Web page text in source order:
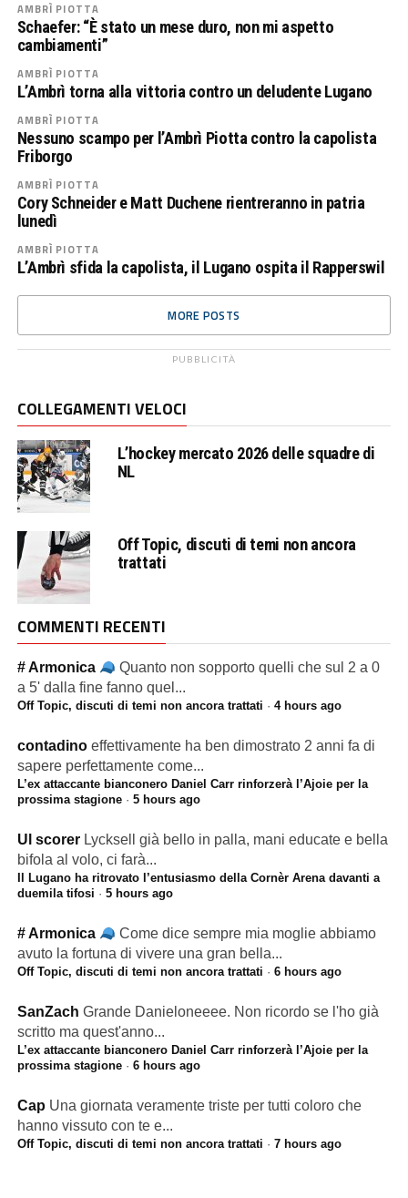
AMBRÌ PIOTTA
Schaefer: “È stato un mese duro, non mi aspetto
cambiamenti”
AMBRÌ PIOTTA
L’Ambrì torna alla vittoria contro un deludente Lugano
AMBRÌ PIOTTA
Nessuno scampo per l’Ambrì Piotta contro la capolista
Friborgo
AMBRÌ PIOTTA
Cory Schneider e Matt Duchene rientreranno in patria
lunedì
AMBRÌ PIOTTA
L’Ambrì sfida la capolista, il Lugano ospita il Rapperswil
MORE POSTS
PUBBLICITÀ
COLLEGAMENTI VELOCI
L’hockey mercato 2026 delle squadre di
NL
Off Topic, discuti di temi non ancora
trattati
COMMENTI RECENTI
# Armonica
Quanto non sopporto quelli che sul 2 a 0
a 5' dalla fine fanno quel...
Off Topic, discuti di temi non ancora trattati · 4 hours ago
contadino effettivamente ha ben dimostrato 2 anni fa di
sapere perfettamente come...
L’ex attaccante bianconero Daniel Carr rinforzerà l’Ajoie per la
prossima stagione· 5 hours ago
Ul scorer Lycksell già bello in palla, mani educate e bella
bifola al volo, ci farà...
Il Lugano ha ritrovato l’entusiasmo della Cornèr Arena davanti a
duemila tifosi · 5 hours ago
# Armonica
Come dice sempre mia moglie abbiamo
avuto la fortuna di vivere una gran bella...
Off Topic, discuti di temi non ancora trattati · 6 hours ago
SanZach Grande Danieloneeee. Non ricordo se l'ho già
scritto ma quest'anno...
L’ex attaccante bianconero Daniel Carr rinforzerà l’Ajoie per la
prossima stagione· 6 hours ago
Cap Una giornata veramente triste per tutti coloro che
hanno vissuto con te e...
Off Topic, discuti di temi non ancora trattati · 7 hours ago